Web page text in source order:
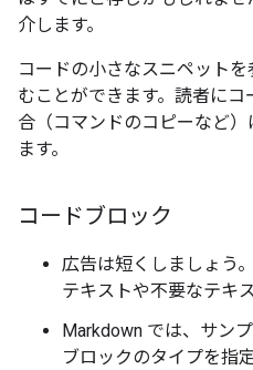
介します。
コードの小さなスニペット
むことができます。読者に
合（コマンドのコピーなど
ます。
コードブロック
広告は短くしましょう
テキストや不要なテキ
Markdown では、サン
ブロックのタイプを指定